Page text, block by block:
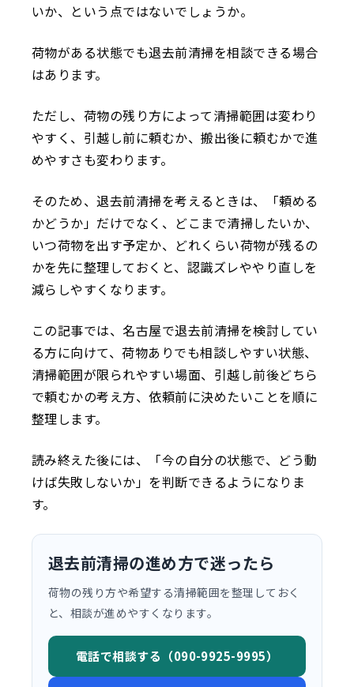
いか、という点ではないでしょうか。
荷物がある状態でも退去前清掃を相談できる場合
はあります。
ただし、荷物の残り方によって清掃範囲は変わり
やすく、引越し前に頼むか、搬出後に頼むかで進
めやすさも変わります。
そのため、退去前清掃を考えるときは、「頼める
かどうか」だけでなく、どこまで清掃したいか、
いつ荷物を出す予定か、どれくらい荷物が残るの
かを先に整理しておくと、認識ズレややり直しを
減らしやすくなります。
この記事では、名古屋で退去前清掃を検討してい
る方に向けて、荷物ありでも相談しやすい状態、
清掃範囲が限られやすい場面、引越し前後どちら
で頼むかの考え方、依頼前に決めたいことを順に
整理します。
読み終えた後には、「今の自分の状態で、どう動
けば失敗しないか」を判断できるようになりま
す。
退去前清掃の進め方で迷ったら
荷物の残り方や希望する清掃範囲を整理しておく
と、相談が進めやすくなります。
電話で相談する（090-9925-9995）